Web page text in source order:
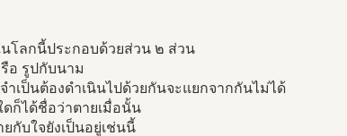
นโลกนี้ประกอบด้วยส่วน ๒ ส่วน
อ รูปกับนาม
ำเป็นต้องดำเนินไปด้วยกันจะแยกจากกันไม่ได้
ดก็ได้ชื่อว่าตายเมื่อนั้น
กับใจยังเป็นอยู่เช่นนี้